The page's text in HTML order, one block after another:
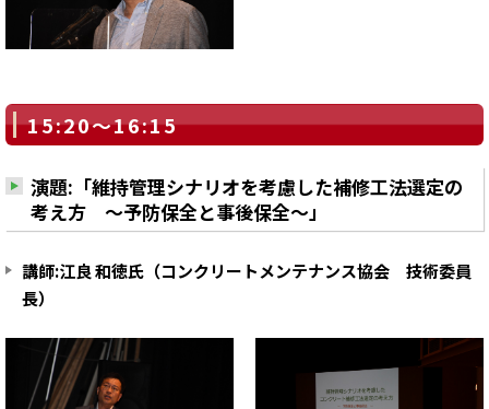
15:20～16:15
演題:「維持管理シナリオを考慮した補修工法選定の
考え方 ～予防保全と事後保全～」
講師:江良 和徳氏（コンクリートメンテナンス協会 技術委員
長）